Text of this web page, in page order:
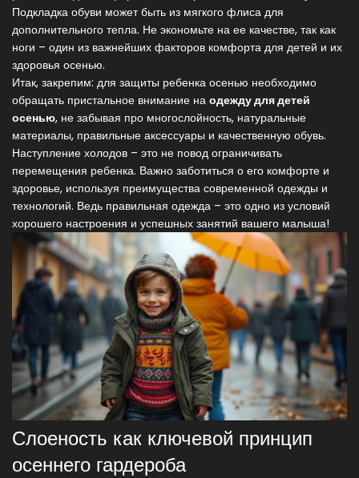
Подкладка обуви может быть из мягкого флиса для
дополнительного тепла. Не экономьте на ее качестве, так как
ноги – один из важнейших факторов комфорта для детей и их
здоровья осенью.
Итак, закрепим: для защиты ребенка осенью необходимо
обращать пристальное внимание на одежду для детей
осенью, не забывая про многослойность, натуральные
материалы, правильные аксессуары и качественную обувь.
Наступление холодов – это не повод ограничивать
перемещения ребенка. Важно заботиться о его комфорте и
здоровье, используя преимущества современной одежды и
технологий. Ведь правильная одежда – это одно из условий
хорошего настроения и успешных занятий вашего малыша!
Слоеность как ключевой принцип
осеннего гардероба